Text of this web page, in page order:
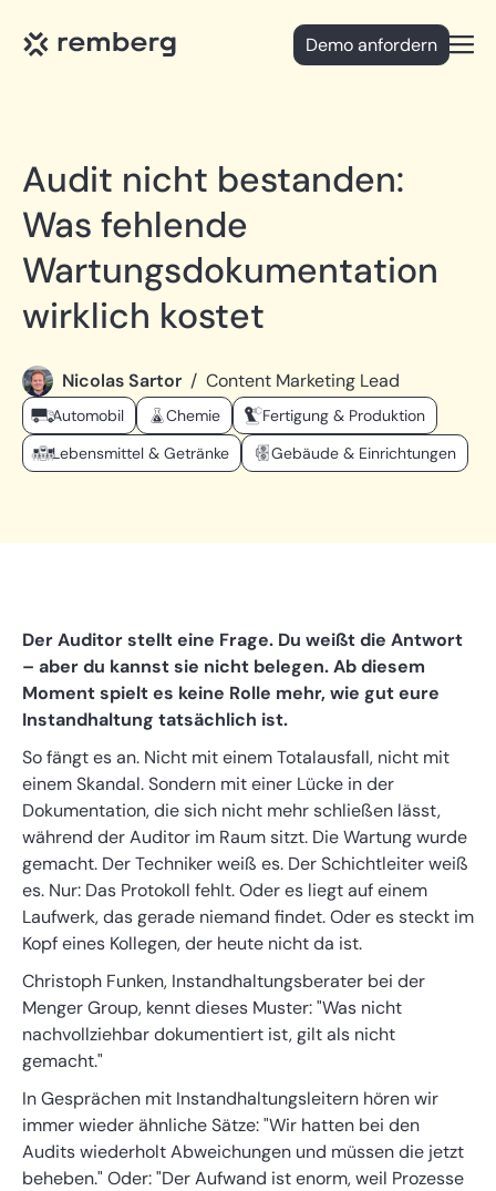
Demo anfordern
Audit nicht bestanden:
Was fehlende
Wartungsdokumentation
wirklich kostet
Nicolas Sartor / Content Marketing Lead
Automobil Chemie
Fertigung & Produktion
Lebensmittel & Getränke
Gebäude & Einrichtungen
Der Auditor stellt eine Frage. Du weißt die Antwort
– aber du kannst sie nicht belegen. Ab diesem
Moment spielt es keine Rolle mehr, wie gut eure
Instandhaltung tatsächlich ist.
So fängt es an. Nicht mit einem Totalausfall, nicht mit
einem Skandal. Sondern mit einer Lücke in der
Dokumentation, die sich nicht mehr schließen lässt,
während der Auditor im Raum sitzt. Die Wartung wurde
gemacht. Der Techniker weiß es. Der Schichtleiter weiß
es. Nur: Das Protokoll fehlt. Oder es liegt auf einem
Laufwerk, das gerade niemand findet. Oder es steckt im
Kopf eines Kollegen, der heute nicht da ist.
Christoph Funken, Instandhaltungsberater bei der
Menger Group, kennt dieses Muster: "Was nicht
nachvollziehbar dokumentiert ist, gilt als nicht
gemacht."
In Gesprächen mit Instandhaltungsleitern hören wir
immer wieder ähnliche Sätze: "Wir hatten bei den
Audits wiederholt Abweichungen und müssen die jetzt
beheben." Oder: "Der Aufwand ist enorm, weil Prozesse